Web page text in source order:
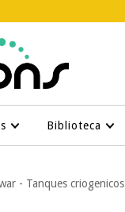
Biblioteca
- Tanques criogenicos